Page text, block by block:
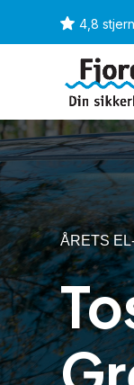
4,8
ÅRETS